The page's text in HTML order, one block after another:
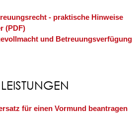
- praktische Hinweise
(PDF)
und Betreuungsverfügung
für einen Vormund beantragen